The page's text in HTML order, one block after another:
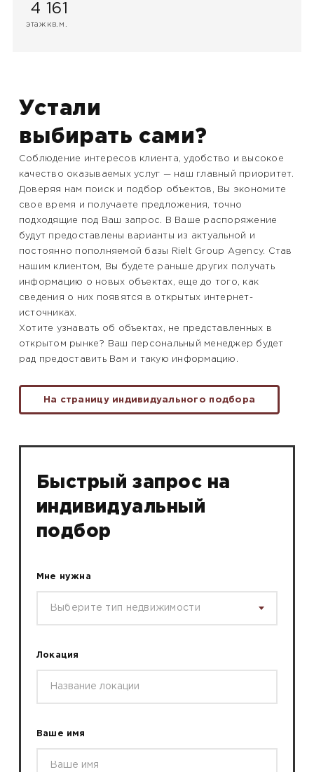
4
этаж
161
кв.м.
Устали
выбирать сами?
Соблюдение интересов клиента, удобство и высокое
качество оказываемых услуг — наш главный приоритет.
Доверяя нам поиск и подбор объектов, Вы экономите
свое время и получаете предложения, точно
подходящие под Ваш запрос. В Ваше распоряжение
будут предоставлены варианты из актуальной и
постоянно пополняемой базы Rielt Group Agency. Став
нашим клиентом, Вы будете раньше других получать
информацию о новых объектах, еще до того, как
сведения о них появятся в открытых интернет-
источниках.
Хотите узнавать об объектах, не представленных в
открытом рынке? Ваш персональный менеджер будет
рад предоставить Вам и такую информацию.
На страницу индивидуального подбора
Быстрый запрос на
индивидуальный
подбор
Мне нужна
Выберите тип недвижимости
Локация
Ваше имя